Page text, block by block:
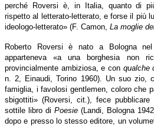
perché Roversi è, in Italia, quanto di
rispetto al letterato-letterato, e forse il più
ideologo-letterato» (F. Camon, La moglie
Roberto Roversi è nato a Bologna
apparteneva «a una borghesia non
provincialmente ambiziosa, e con qualche
n. 2, Einaudi, Torino 1960). Un suo zio,
famiglia, i favolosi gentlemen, coloro che
sbigottiti» (Roversi, cit.), fece
sottile libro di Poesie (Landi, Bologna
dopo e presso lo stesso editore, un